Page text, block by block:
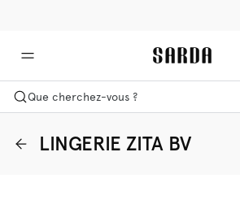
Que cherchez-vous ?
LINGERIE ZITA BV